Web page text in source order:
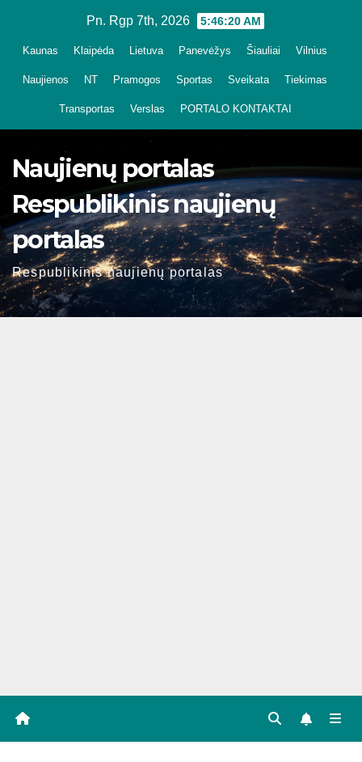
Pn. Rgp 7th, 2026 5:46:21 AM
Kaunas Klaipėda Lietuva Panevėžys Šiauliai Vilnius
Naujienos NT Pramogos Sportas Sveikata Tiekimas
Transportas Verslas PORTALO KONTAKTAI
Naujienų portalas
Respublikinis naujienų
portalas
Respublikinis naujienų portalas